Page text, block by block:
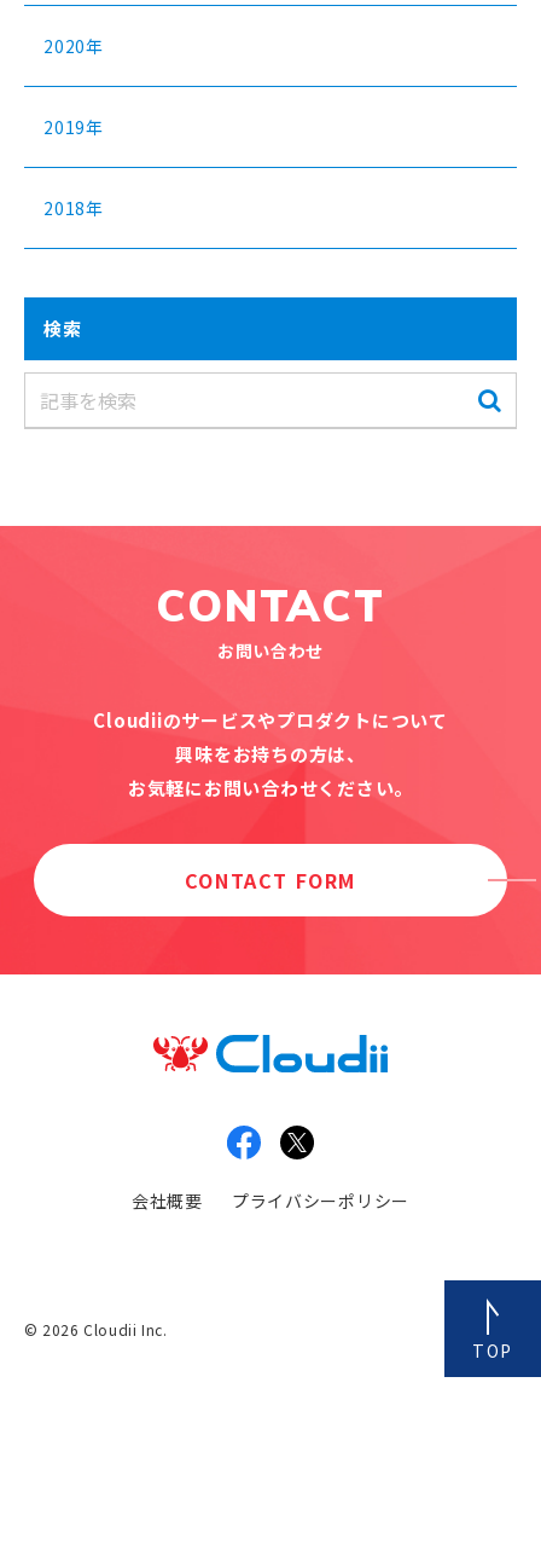
2020年
2019年
2018年
検索
CONTACT
お問い合わせ
Cloudiiのサービスやプロダクトについて
興味をお持ちの方は、
お気軽にお問い合わせください。
CONTACT FORM
TOP
© 2026 Cloudii Inc.
会社概要 プライバシーポリシー